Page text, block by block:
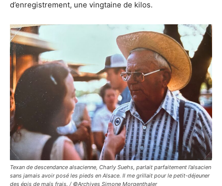
d’enregistrement, une vingtaine de kilos.
Texan de descendance alsacienne, Charly Suehs, parlait parfaitement l’alsacien
sans jamais avoir posé les pieds en Alsace. Il me grillait pour le petit-déjeuner
des épis de maïs frais. / ©Archives Simone Morgenthaler